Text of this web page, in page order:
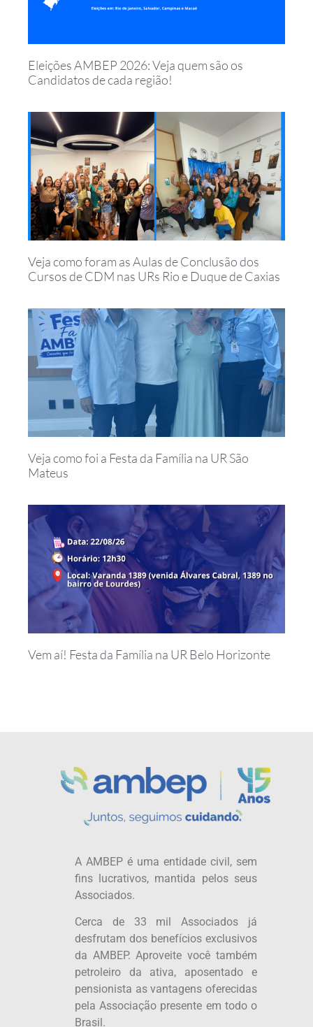
Eleições AMBEP 2026: Veja quem são os
Candidatos de cada região!
Veja como foram as Aulas de Conclusão dos
Cursos de CDM nas URs Rio e Duque de Caxias
Veja como foi a Festa da Família na UR São
Mateus
Vem aí! Festa da Família na UR Belo Horizonte
A AMBEP é uma entidade civil, sem
fins lucrativos, mantida pelos seus
Associados.
Cerca de 33 mil Associados já
desfrutam dos benefícios exclusivos
da AMBEP. Aproveite você também
petroleiro da ativa, aposentado e
pensionista as vantagens oferecidas
pela Associação presente em todo o
Brasil.